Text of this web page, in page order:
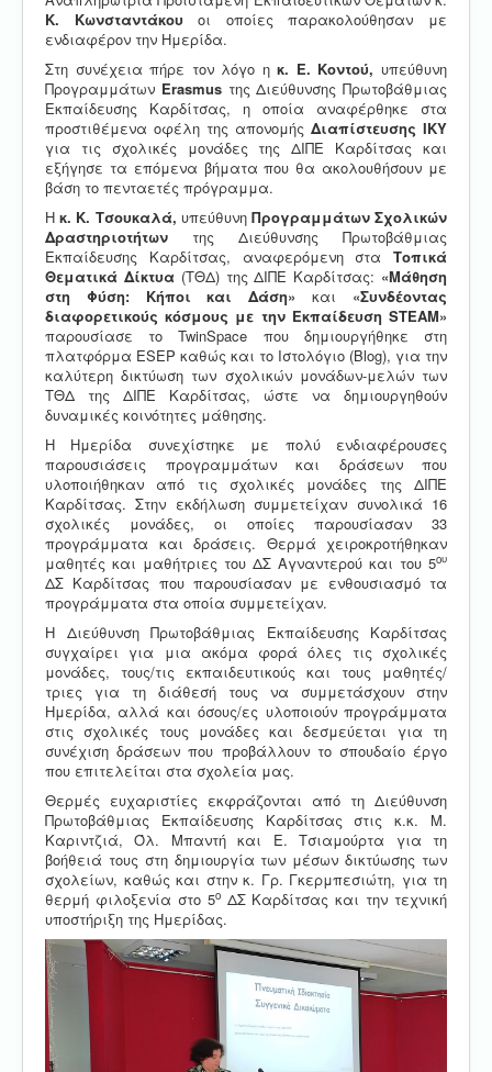
Κ. Κωνσταντάκουοι οποίες παρακολούθησαν με
ενδιαφέρον την Ημερίδα.
Στη συνέχεια πήρε τον λόγο ηκ. Ε. Κοντού, υπεύθυνη
Προγραμμάτων Erasmusτης Διεύθυνσης Πρωτοβάθμιας
Εκπαίδευσης Καρδίτσας, η οποία αναφέρθηκε στα
προστιθέμενα οφέλη της απονομής Διαπίστευσης ΙΚΥ
για τις σχολικές μονάδες της ΔΙΠΕ Καρδίτσας και
εξήγησε τα επόμενα βήματα που θα ακολουθήσουν με
βάση το πενταετές πρόγραμμα.
Ηκ. Κ. Τσουκαλά, υπεύθυνη Προγραμμάτων Σχολικών
Δραστηριοτήτων της Διεύθυνσης Πρωτοβάθμιας
Εκπαίδευσης Καρδίτσας, αναφερόμενη στα Τοπικά
Θεματικά Δίκτυα (ΤΘΔ) της ΔΙΠΕ Καρδίτσας: «Μάθηση
στη Φύση: Κήποι και Δάση»και «Συνδέοντας
διαφορετικούς κόσμους με την Εκπαίδευση STEAM»
παρουσίασε το TwinSpace που δημιουργήθηκε στη
πλατφόρμα ESEP καθώς και το Ιστολόγιο (Blog), για την
καλύτερη δικτύωση των σχολικών μονάδων-μελών των
ΤΘΔ της ΔΙΠΕ Καρδίτσας, ώστε να δημιουργηθούν
δυναμικές κοινότητες μάθησης.
Η Ημερίδα συνεχίστηκε με πολύ ενδιαφέρουσες
παρουσιάσεις προγραμμάτων και δράσεων που
υλοποιήθηκαν από τις σχολικές μονάδες της ΔΙΠΕ
Καρδίτσας. Στην εκδήλωση συμμετείχαν συνολικά 16
σχολικές μονάδες, οι οποίες παρουσίασαν 33
προγράμματα και δράσεις. Θερμά χειροκροτήθηκαν
μαθητές και μαθήτριες του ΔΣ Αγναντερού και του 5ου
ΔΣ Καρδίτσας που παρουσίασαν με ενθουσιασμό τα
προγράμματα στα οποία συμμετείχαν.
Η Διεύθυνση Πρωτοβάθμιας Εκπαίδευσης Καρδίτσας
συγχαίρει για μια ακόμα φορά όλες τις σχολικές
μονάδες, τους/τις εκπαιδευτικούς και τους μαθητές/
τριες για τη διάθεσή τους να συμμετάσχουν στην
Ημερίδα, αλλά και όσους/ες υλοποιούν προγράμματα
στις σχολικές τους μονάδες και δεσμεύεται για τη
συνέχιση δράσεων που προβάλλουν το σπουδαίο έργο
που επιτελείται στα σχολεία μας.
Θερμές ευχαριστίες εκφράζονται από τη Διεύθυνση
Πρωτοβάθμιας Εκπαίδευσης Καρδίτσας στις κ.κ. Μ.
Καριντζιά, Όλ. Μπαντή και Ε. Τσιαμούρτα για τη
βοήθειά τους στη δημιουργία των μέσων δικτύωσης των
σχολείων, καθώς και στην κ. Γρ. Γκερμπεσιώτη, για τη
θερμή φιλοξενία στο 5οΔΣ Καρδίτσας και την τεχνική
υποστήριξη της Ημερίδας.